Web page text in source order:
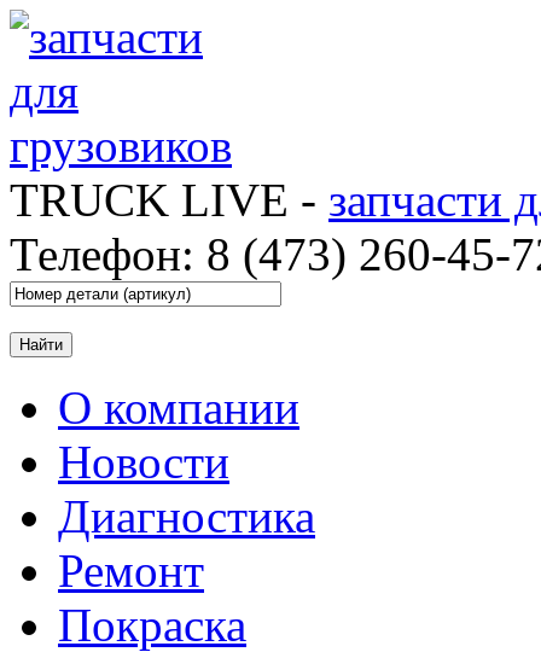
TRUCK LIVE - запчасти
Телефон: 8 (473) 260-45-
О компании
Новости
Диагностика
Ремонт
Покраска